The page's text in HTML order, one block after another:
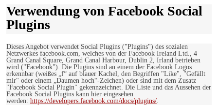
Verwendung von Facebook Social
Plugins
Dieses Angebot verwendet Social Plugins ("Plugins") des sozialen
Netzwerkes facebook.com, welches von der Facebook Ireland Ltd., 4
Grand Canal Square, Grand Canal Harbour, Dublin 2, Irland betrieben
wird ("Facebook"). Die Plugins sind an einem der Facebook Logos
erkennbar (weißes „f“ auf blauer Kachel, den Begriffen "Like", "Gefällt
mir" oder einem „Daumen hoch“-Zeichen) oder sind mit dem Zusatz
"Facebook Social Plugin" gekennzeichnet. Die Liste und das Aussehen der
Facebook Social Plugins kann hier eingesehen
werden: https://developers.facebook.com/docs/plugins/